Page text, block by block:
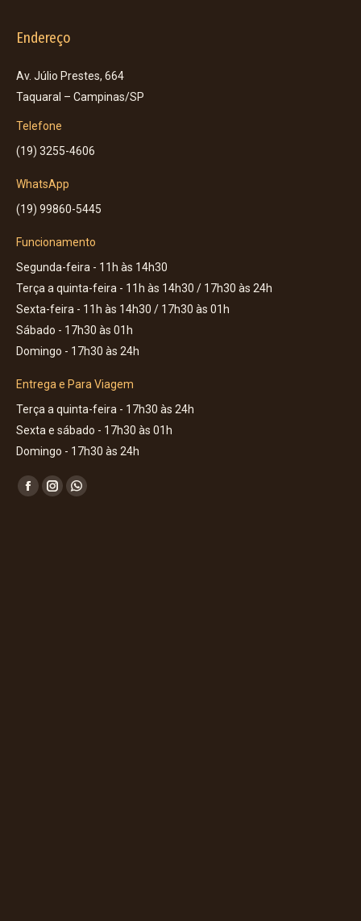
Endereço
Av. Júlio Prestes, 664
Taquaral – Campinas/SP
Telefone
(19) 3255-4606
WhatsApp
(19) 99860-5445
Funcionamento
Segunda-feira - 11h às 14h30
Terça a quinta-feira - 11h às 14h30 / 17h30 às 24h
Sexta-feira - 11h às 14h30 / 17h30 às 01h
Sábado - 17h30 às 01h
Domingo - 17h30 às 24h
Entrega e Para Viagem
Terça a quinta-feira - 17h30 às 24h
Sexta e sábado - 17h30 às 01h
Domingo - 17h30 às 24h
Encontre-nos em:
Facebook
InstagramWhatsapp